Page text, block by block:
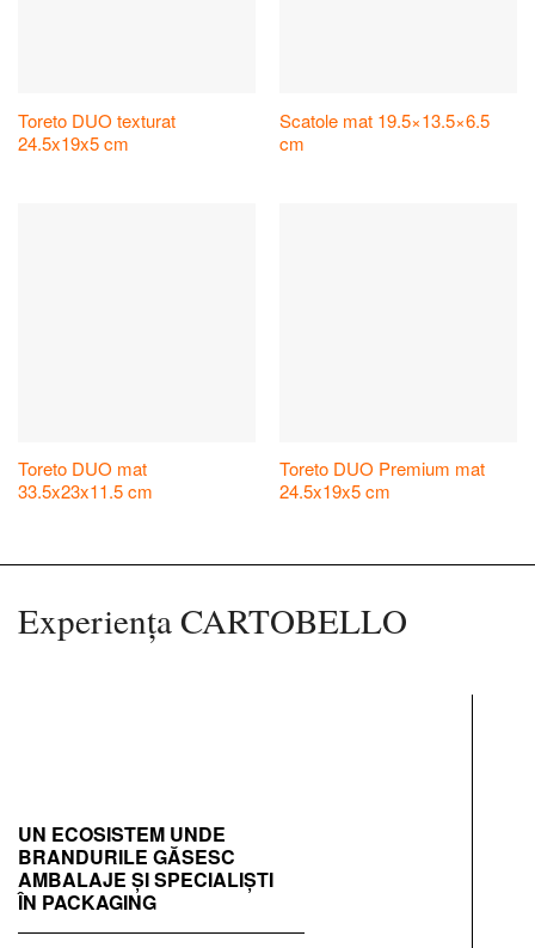
Toreto DUO texturat
24.5x19x5 cm
Scatole mat 19.5×13.5×6.5
cm
Toreto DUO mat
33.5x23x11.5 cm
Toreto DUO Premium mat
24.5x19x5 cm
Experiența CARTOBELLO
UN ECOSISTEM UNDE
BRANDURILE GĂSESC
AMBALAJE ȘI SPECIALIȘTI
ÎN PACKAGING